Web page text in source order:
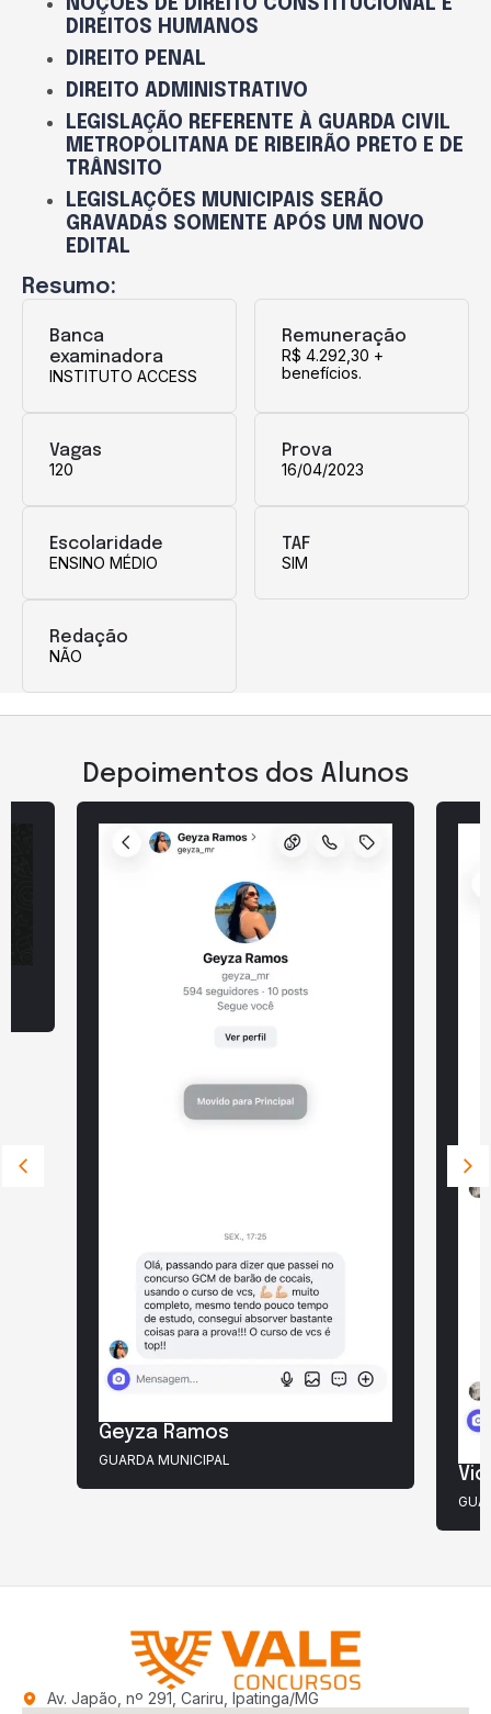
NOÇÕES DE DIREITO CONSTITUCIONAL E
DIREITOS HUMANOS
DIREITO PENAL
DIREITO ADMINISTRATIVO
LEGISLAÇÃO REFERENTE À GUARDA CIVIL
METROPOLITANA DE RIBEIRÃO PRETO E DE
TRÂNSITO
LEGISLAÇÕES MUNICIPAIS SERÃO
GRAVADAS SOMENTE APÓS UM NOVO
EDITAL
Resumo:
Banca
examinadora
INSTITUTO ACCESS
Remuneração
R$ 4.292,30 +
benefícios.
Vagas
120
Prova
16/04/2023
Escolaridade
ENSINO MÉDIO
TAF
SIM
Redação
NÃO
Depoimentos dos Alunos
Geyza Ramos
GUARDA MUNICIPAL
Av. Japão, nº 291, Cariru, Ipatinga/MG